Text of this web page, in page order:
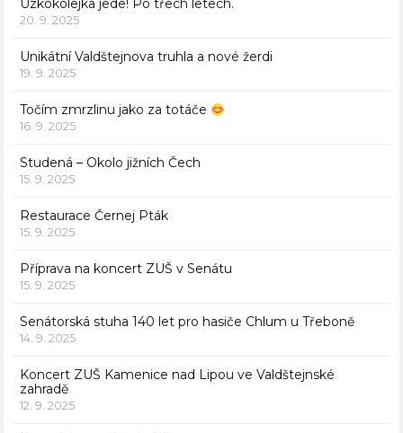
Úzkokolejka jede! Po třech letech.
20. 9. 2025
Unikátní Valdštejnova truhla a nové žerdi
19. 9. 2025
Točím zmrzlinu jako za totáče
16. 9. 2025
Studená – Okolo jižních Čech
15. 9. 2025
Restaurace Černej Pták
15. 9. 2025
Příprava na koncert ZUŠ v Senátu
15. 9. 2025
Senátorská stuha 140 let pro hasiče Chlum u Třeboně
14. 9. 2025
Koncert ZUŠ Kamenice nad Lipou ve Valdštejnské
zahradě
12. 9. 2025